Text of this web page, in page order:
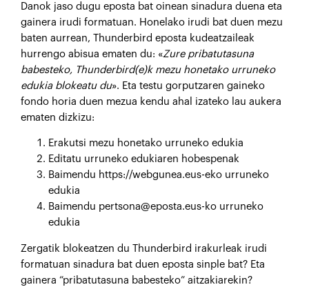
Danok jaso dugu eposta bat oinean sinadura duena eta
gainera irudi formatuan. Honelako irudi bat duen mezu
baten aurrean, Thunderbird eposta kudeatzaileak
hurrengo abisua ematen du: «Zure pribatutasuna
babesteko, Thunderbird(e)k mezu honetako urruneko
edukia blokeatu du». Eta testu gorputzaren gaineko
fondo horia duen mezua kendu ahal izateko lau aukera
ematen dizkizu:
Erakutsi mezu honetako urruneko edukia
Editatu urruneko edukiaren hobespenak
Baimendu https://webgunea.eus-eko urruneko
edukia
Baimendu pertsona@eposta.eus-ko urruneko
edukia
Zergatik blokeatzen du Thunderbird irakurleak irudi
formatuan sinadura bat duen eposta sinple bat? Eta
gainera “pribatutasuna babesteko” aitzakiarekin?